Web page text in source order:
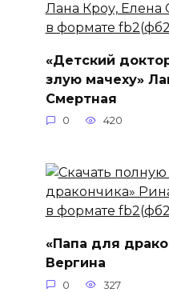
«Детский
злую мачеху»
Смертная
0 420
«Папа для
Вергина
0 327